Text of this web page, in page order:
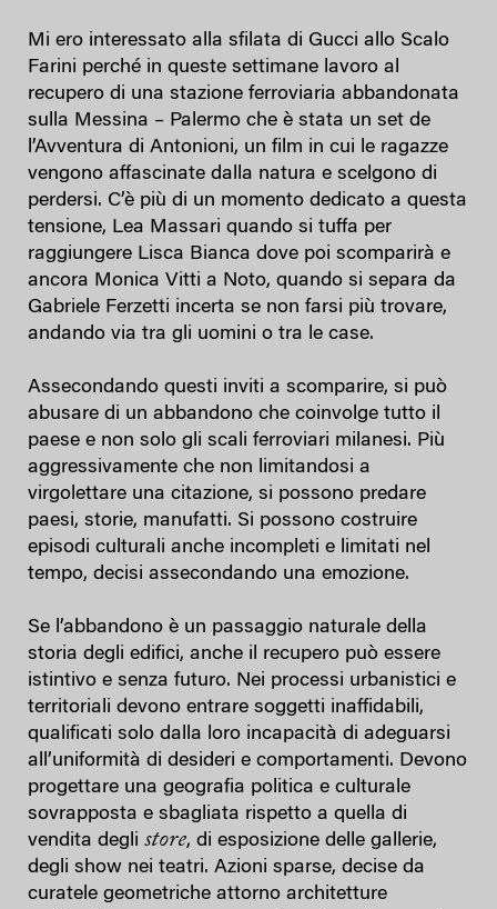
Mi ero interessato alla sfilata di Gucci allo Scalo
Farini perché in queste settimane lavoro al
recupero di una stazione ferroviaria abbandonata
sulla Messina – Palermo che è stata un set de
l’Avventura di Antonioni, un film in cui le ragazze
vengono affascinate dalla natura e scelgono di
perdersi. C’è più di un momento dedicato a questa
tensione, Lea Massari quando si tuffa per
raggiungere Lisca Bianca dove poi scomparirà e
ancora Monica Vitti a Noto, quando si separa da
Gabriele Ferzetti incerta se non farsi più trovare,
andando via tra gli uomini o tra le case.
Assecondando questi inviti a scomparire, si può
abusare di un abbandono che coinvolge tutto il
paese e non solo gli scali ferroviari milanesi. Più
aggressivamente che non limitandosi a
virgolettare una citazione, si possono predare
paesi, storie, manufatti. Si possono costruire
episodi culturali anche incompleti e limitati nel
tempo, decisi assecondando una emozione.
Se l’abbandono è un passaggio naturale della
storia degli edifici, anche il recupero può essere
istintivo e senza futuro. Nei processi urbanistici e
territoriali devono entrare soggetti inaffidabili,
qualificati solo dalla loro incapacità di adeguarsi
all’uniformità di desideri e comportamenti. Devono
progettare una geografia politica e culturale
sovrapposta e sbagliata rispetto a quella di
vendita degli store, di esposizione delle gallerie,
degli show nei teatri. Azioni sparse, decise da
curatele geometriche attorno architetture